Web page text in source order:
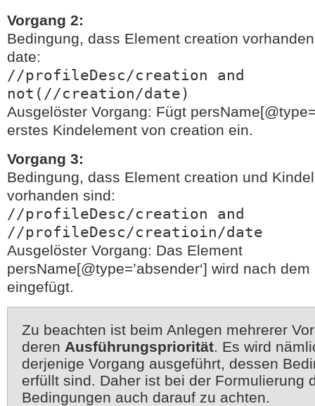
Vorgang 2:
Bedingung, dass Element creation
date:
//profileDesc/creation and
not(//creation/date)
Ausgelöster Vorgang: Fügt
erstes Kindelement von creation ein.
Vorgang 3:
Bedingung, dass Element creation und
vorhanden sind:
//profileDesc/creation and
//profileDesc/creatioin/date
Ausgelöster Vorgang: Das Element
persName[@type=’absender‘] wird nach
eingefügt.
Zu beachten ist beim Anlegen mehrerer
deren Ausführungspriorität. Es wird
derjenige Vorgang ausgeführt, dessen
erfüllt sind. Daher ist bei der Formulierung
Bedingungen auch darauf zu achten.